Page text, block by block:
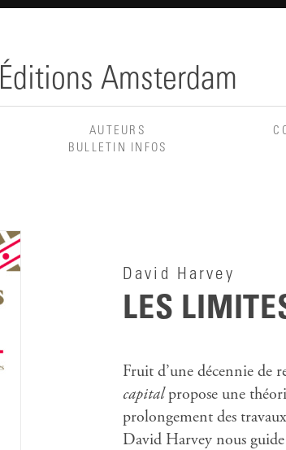
Éditions Amsterdam
AUTEURS
BULLETIN INFOS
David Harvey
LES
Fruit d’une décennie de
capital propose une
prolongement des
David Harvey nous